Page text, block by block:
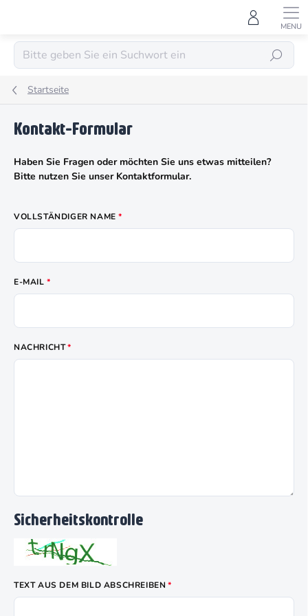
SUCHEN
Startseite
Kontakt-Formular
Haben Sie Fragen oder möchten Sie uns etwas mitteilen?
Bitte nutzen Sie unser Kontaktformular.
VOLLSTÄNDIGER NAME
E-MAIL
NACHRICHT
Sicherheitskontrolle
TEXT AUS DEM BILD ABSCHREIBEN